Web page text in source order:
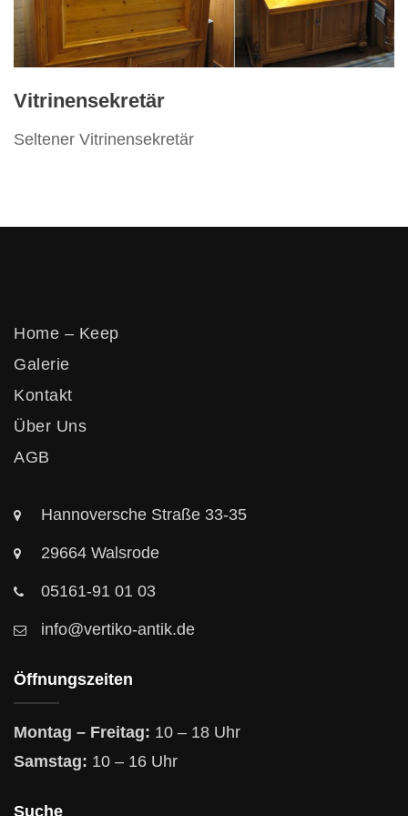
Vertikos
Vitrinensekretär
Seltener Vitrinensekretär
Home – Keep
Galerie
Kontakt
Über Uns
AGB
Hannoversche Straße 33-35
29664 Walsrode
05161-91 01 03
info@vertiko-antik.de
Öffnungszeiten
Montag – Freitag: 10 – 18 Uhr
Samstag: 10 – 16 Uhr
Suche